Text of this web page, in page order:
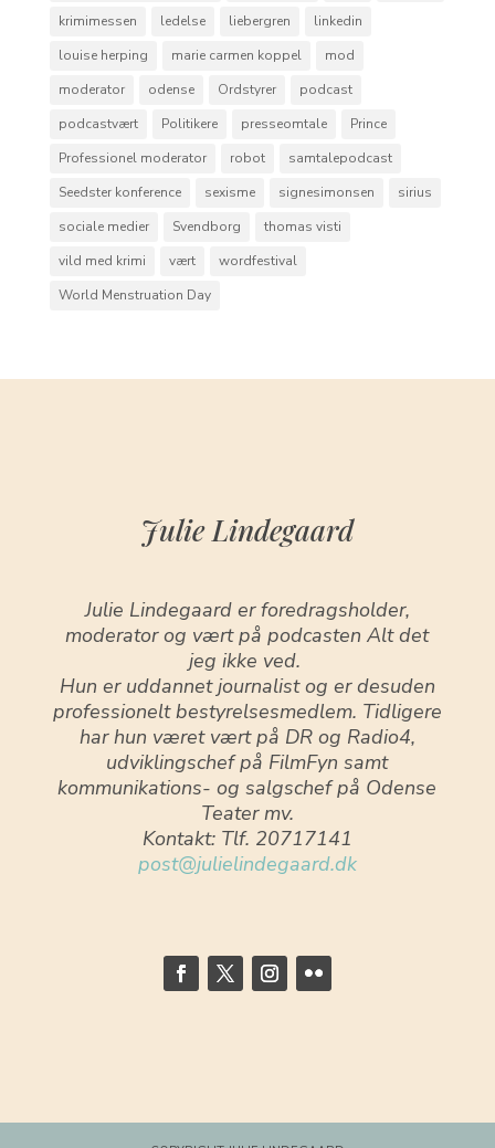
krimimessen
ledelse liebergren
linkedin
louise herping
marie carmen koppel
mod
moderator
odense Ordstyrer
podcast
podcastvært
Politikere presseomtale
Prince
Professionel moderator
robot
samtalepodcast
Seedster konference
sexisme signesimonsen
sirius
sociale medier
Svendborg
thomas visti
vild med krimi
vært
wordfestival
World Menstruation Day
Julie Lindegaard
Julie Lindegaard er foredragsholder,
moderator og vært på podcasten Alt det
jeg ikke ved.
Hun er uddannet journalist og er desuden
professionelt bestyrelsesmedlem. Tidligere
har hun været vært på DR og Radio4,
udviklingschef på FilmFyn samt
kommunikations- og salgschef på Odense
Teater mv.
Kontakt: Tlf. 20717141
post@julielindegaard.dk